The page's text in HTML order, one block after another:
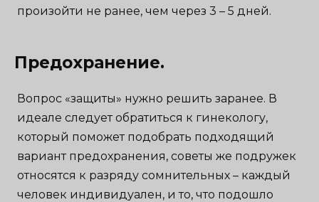
произойти не ранее, чем через 3 – 5 дней.
Предохранение.
Вопрос «защиты» нужно решить заранее. В
идеале следует обратиться к гинекологу,
который поможет подобрать подходящий
вариант предохранения, советы же подружек
относятся к разряду сомнительных – каждый
человек индивидуален, и то, что подошло